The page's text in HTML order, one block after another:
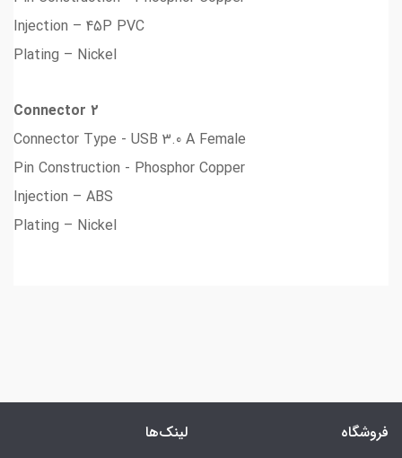
Injection – 45P PVC
Plating – Nickel
Connector 2
Connector Type - USB 3.0 A Female
Pin Construction - Phosphor Copper
Injection – ABS
Plating – Nickel
فروشگاه لینک‌ها